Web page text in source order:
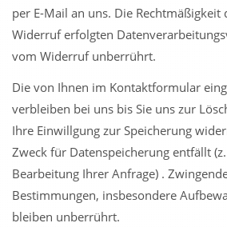
per E-Mail an uns. Die Rechtmäßigkeit
Widerruf erfolgten
vom Widerruf unberrührt.
Die von Ihnen im Kontaktformular
verbleiben bei uns bis Sie uns zur
Ihre Einwillgung zur Speicherung
Zweck für Datenspeicherung entfällt
Bearbeitung Ihrer Anfrage) .
Bestimmungen, insbesondere
bleiben unberrührt.